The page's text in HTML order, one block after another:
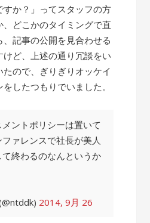
か？」ってスタッフの方
どこかのタイミングで直
記事の公開を見合わせる
ど、上述の通り冗談をい
ので、ぎりぎりオッケイ
したつもりでいました。
ントポリシーは置いて
ァレンスで社長が美人
終わるのなんというか
2014, 9月 26